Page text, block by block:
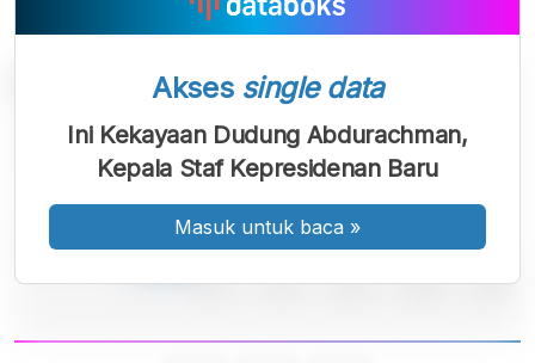
Akses single data
Ini Kekayaan Dudung Abdurachman,
Kepala Staf Kepresidenan Baru
Masuk untuk baca »